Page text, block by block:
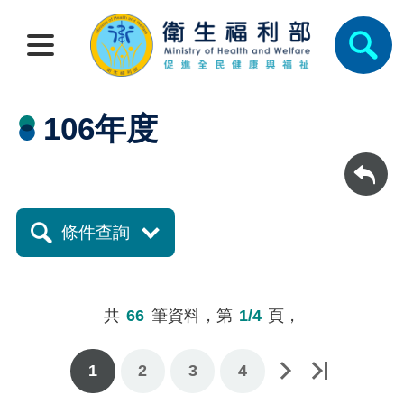
106年度
回上一頁
條件查詢
共 66 筆資料，第 1/4 頁，
1 2 3 4
下一頁最後一頁